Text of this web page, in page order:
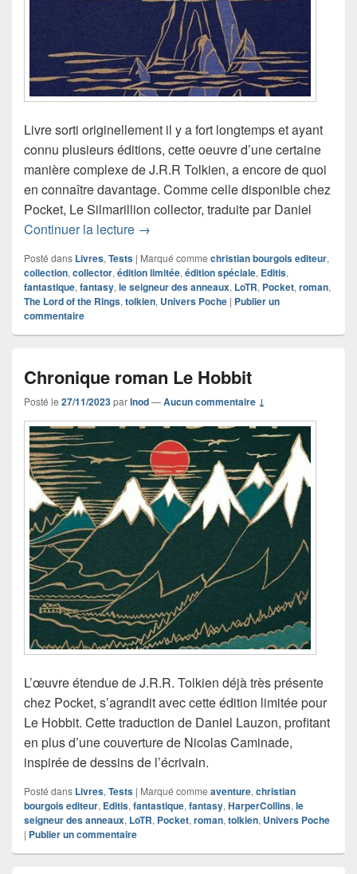
Livre sorti originellement il y a fort longtemps et ayant
connu plusieurs éditions, cette oeuvre d’une certaine
manière complexe de J.R.R Tolkien, a encore de quoi
en connaître davantage. Comme celle disponible chez
Pocket, Le Silmarillion collector, traduite par Daniel
Continuer la lecture Chronique roman Le Silmarillion
→
Posté dans Livres, Tests | Marqué comme christian bourgois editeur,
collection, collector, édition limitée, édition spéciale, Editis,
fantastique, fantasy, le seigneur des anneaux, LoTR, Pocket, roman,
The Lord of the Rings, tolkien, Univers Poche | Publier un
commentaire
Chronique roman Le Hobbit
Posté le 27/11/2023parInod—Aucun commentaire ↓
L’œuvre étendue de J.R.R. Tolkien déjà très présente
chez Pocket, s’agrandit avec cette édition limitée pour
Le Hobbit. Cette traduction de Daniel Lauzon, profitant
en plus d’une couverture de Nicolas Caminade,
inspirée de dessins de l’écrivain.
Posté dans Livres, Tests | Marqué comme aventure, christian
bourgois editeur, Editis, fantastique, fantasy, HarperCollins, le
seigneur des anneaux, LoTR, Pocket, roman, tolkien, Univers Poche
| Publier un commentaire